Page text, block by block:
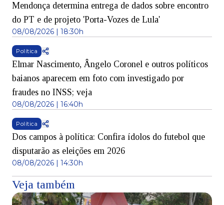
Mendonça determina entrega de dados sobre encontro
do PT e de projeto 'Porta-Vozes de Lula'
08/08/2026 | 18:30h
Política
Elmar Nascimento, Ângelo Coronel e outros políticos
baianos aparecem em foto com investigado por
fraudes no INSS; veja
08/08/2026 | 16:40h
Política
Dos campos à política: Confira ídolos do futebol que
disputarão as eleições em 2026
08/08/2026 | 14:30h
Veja também